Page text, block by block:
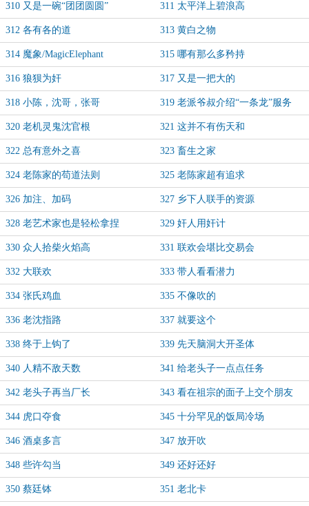
310 又是一碗“团团圆圆” 311 太平洋上碧浪高
312 各有各的道 313 黄白之物
314 魔象/MagicElephant 315 哪有那么多矜持
316 狼狈为奸 317 又是一把大的
318 小陈，沈哥，张哥 319 老派爷叔介绍“一条龙”服务
320 老机灵鬼沈官根 321 这并不有伤天和
322 总有意外之喜 323 畜生之家
324 老陈家的苟道法则 325 老陈家超有追求
326 加注、加码 327 乡下人联手的资源
328 老艺术家也是轻松拿捏 329 奸人用奸计
330 众人拾柴火焰高 331 联欢会堪比交易会
332 大联欢 333 带人看看潜力
334 张氏鸡血 335 不像吹的
336 老沈指路 337 就要这个
338 终于上钩了 339 先天脑洞大开圣体
340 人精不敌天数 341 给老头子一点点任务
342 老头子再当厂长 343 看在祖宗的面子上交个朋友
344 虎口夺食 345 十分罕见的饭局冷场
346 酒桌多言 347 放开吹
348 些许勾当 349 还好还好
350 蔡廷钵 351 老北卡